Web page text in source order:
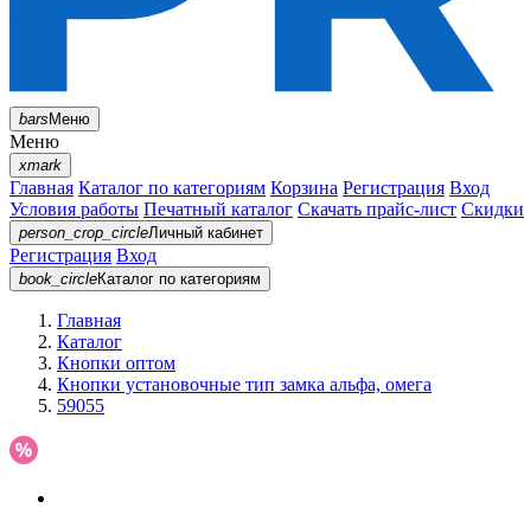
barsМеню
Меню
xmark
Главная Каталог по категориям Корзина Регистрация Вход
Условия работы Печатный каталог Скачать прайс-лист Скидки
person_crop_circleЛичный кабинет
Регистрация Вход
book_circleКаталог по категориям
Главная
Каталог
Кнопки оптом
Кнопки установочные тип замка альфа, омега
59055